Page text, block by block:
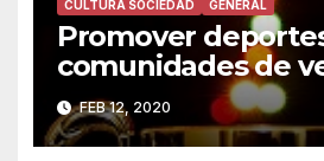
CULTURA SOCIEDAD GENERAL
Promover
comunidades de
FEB 12, 2020